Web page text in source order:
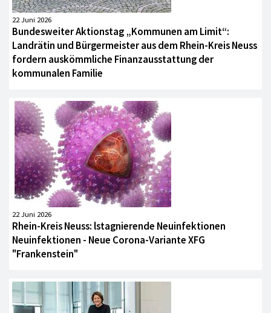
22 Juni 2026
Bundesweiter Aktionstag „Kommunen am Limit“:
Landrätin und Bürgermeister aus dem Rhein-Kreis Neuss
fordern auskömmliche Finanzausstattung der
kommunalen Familie
22 Juni 2026
Rhein-Kreis Neuss: lstagnierende Neuinfektionen
Neuinfektionen - Neue Corona-Variante XFG
"Frankenstein"